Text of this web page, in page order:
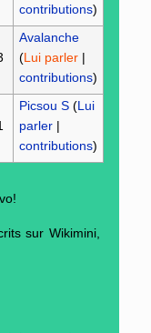
contributions)
Avalanche
(Lui parler|
contributions)
Picsou S (Lui
parler|
contributions)
sur Wikimini,